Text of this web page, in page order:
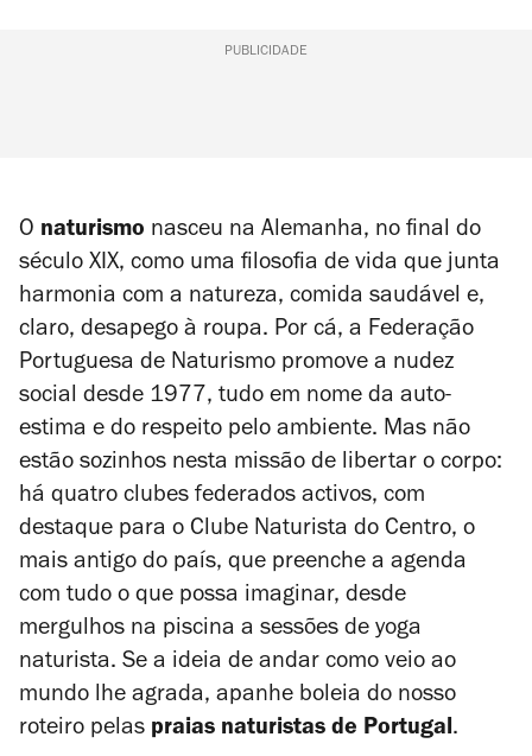
PUBLICIDADE
O naturismo nasceu na Alemanha, no final do
século XIX, como uma filosofia de vida que junta
harmonia com a natureza, comida saudável e,
claro, desapego à roupa. Por cá, a Federação
Portuguesa de Naturismo promove a nudez
social desde 1977, tudo em nome da auto-
estima e do respeito pelo ambiente. Mas não
estão sozinhos nesta missão de libertar o corpo:
há quatro clubes federados activos, com
destaque para o Clube Naturista do Centro, o
mais antigo do país, que preenche a agenda
com tudo o que possa imaginar, desde
mergulhos na piscina a sessões de yoga
naturista. Se a ideia de andar como veio ao
mundo lhe agrada, apanhe boleia do nosso
roteiro pelas praias naturistas de Portugal.